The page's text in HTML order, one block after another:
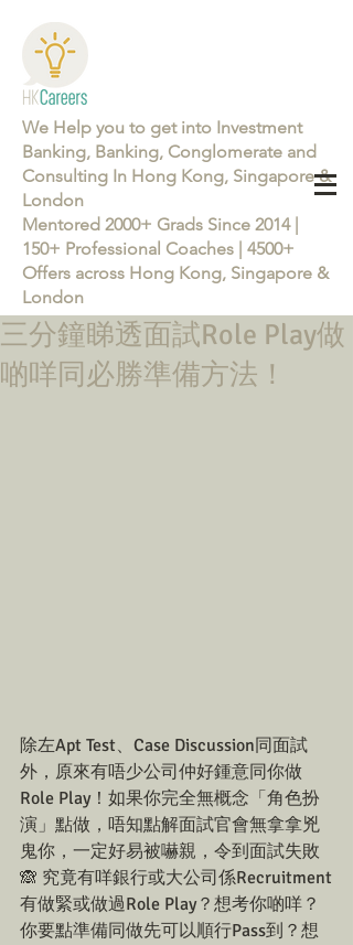
We Help you to get into Investment
Banking, Banking, Conglomerate and
Consulting In Hong Kong, Singapore &
London
Mentored 2000+ Grads Since 2014 |
150+ Professional Coaches | 4500+
Offers across Hong Kong, Singapore &
London
Learn more about the Career Training Program 26/27
三分鐘睇透面試Role Play做
啲咩同必勝準備方法！
除左Apt Test、Case Discussion同面試
外，原來有唔少公司仲好鍾意同你做
Role Play！如果你完全無概念「角色扮
演」點做，唔知點解面試官會無拿拿兇
鬼你，一定好易被嚇親，令到面試失敗
🙈 究竟有咩銀行或大公司係Recruitment
有做緊或做過Role Play？想考你啲咩？
你要點準備同做先可以順行Pass到？想